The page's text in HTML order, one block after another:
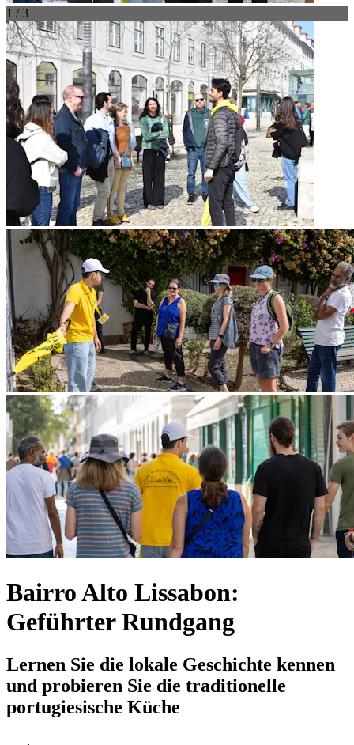
1 / 3
Bairro Alto Lissabon:
Geführter Rundgang
Lernen Sie die lokale Geschichte kennen
und probieren Sie die traditionelle
portugiesische Küche